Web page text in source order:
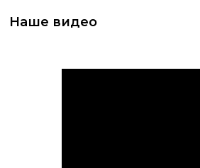
Наше видео